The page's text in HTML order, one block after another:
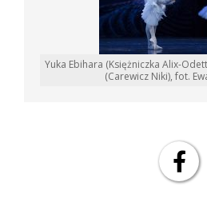
Yuka Ebihara (Księżniczka Alix-
(Carewicz Niki), fot.